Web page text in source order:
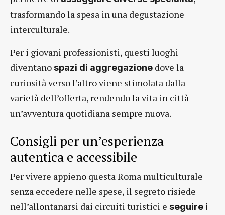
trasformando la spesa in una degustazione
interculturale.
Per i giovani professionisti, questi luoghi
diventanospazi di aggregazione dove la
curiosità verso l’altro viene stimolata dalla
varietà dell’offerta, rendendo la vita in città
un’avventura quotidiana sempre nuova.
Consigli per un’esperienza
autentica e accessibile
Per vivere appieno questa Roma multiculturale
senza eccedere nelle spese, il segreto risiede
nell’allontanarsi dai circuiti turistici e seguire i